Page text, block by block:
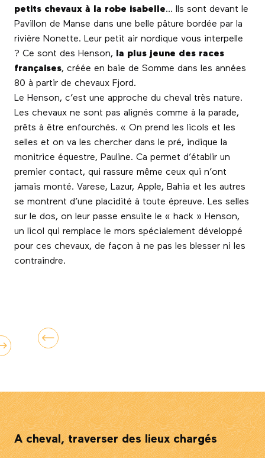
petits chevaux à la robe isabelle… Ils sont devant le
Pavillon de Manse dans une belle pâture bordée par la
rivière Nonette. Leur petit air nordique vous interpelle
? Ce sont des Henson,
la plus jeune des races
françaises, créée en baie de Somme dans les années
80 à partir de chevaux Fjord.
Le Henson, c’est une approche du cheval très nature.
Les chevaux ne sont pas alignés comme à la parade,
prêts à être enfourchés. « On prend les licols et les
selles et on va les chercher dans le pré, indique la
monitrice équestre, Pauline. Ca permet d’établir un
premier contact, qui rassure même ceux qui n’ont
jamais monté. Varese, Lazur, Apple, Bahia et les autres
se montrent d’une placidité à toute épreuve. Les selles
sur le dos, on leur passe ensuite le « hack » Henson,
un licol qui remplace le mors spécialement développé
pour ces chevaux, de façon à ne pas les blesser ni les
contraindre.
A cheval, traverser des lieux chargés